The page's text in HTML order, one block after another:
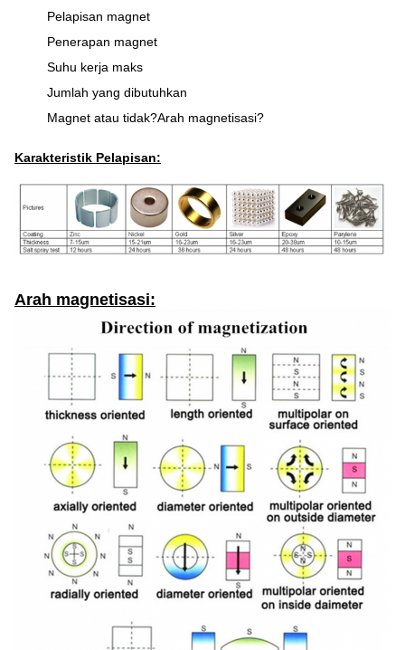
Pelapisan magnet
Penerapan magnet
Suhu kerja maks
Jumlah yang dibutuhkan
Magnet atau tidak?Arah magnetisasi?
Karakteristik Pelapisan:
Arah magnetisasi: